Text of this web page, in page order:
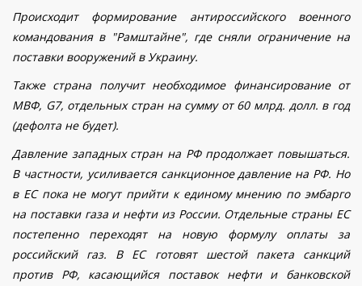
Происходит формирование антироссийского военного
командования в "Рамштайне", где сняли ограничение на
поставки вооружений в Украину.
Также страна получит необходимое финансирование от
МВФ, G7, отдельных стран на сумму от 60 млрд. долл. в год
(дефолта не будет).
Давление западных стран на РФ продолжает повышаться.
В частности, усиливается санкционное давление на РФ. Но
в ЕС пока не могут прийти к единому мнению по эмбарго
на поставки газа и нефти из России. Отдельные страны ЕС
постепенно переходят на новую формулу оплаты за
российский газ. В ЕС готовят шестой пакета санкций
против РФ, касающийся поставок нефти и банковской